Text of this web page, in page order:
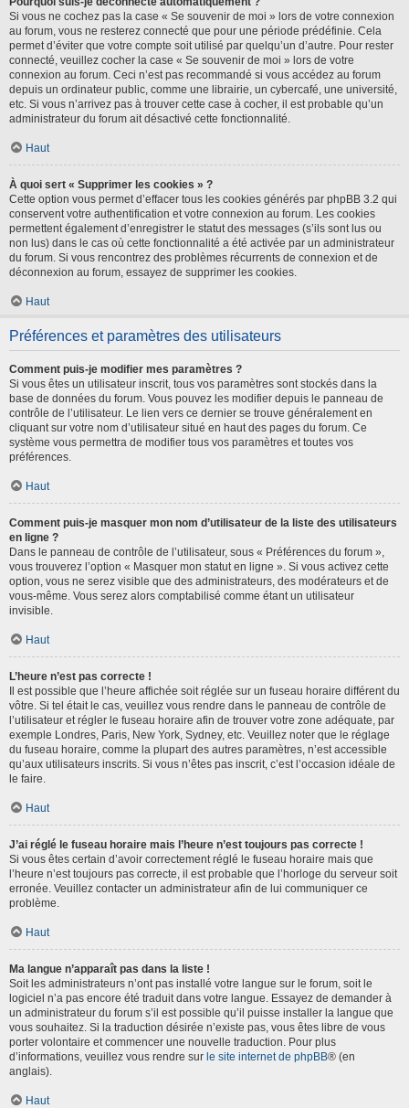
Si vous ne cochez pas la case « Se souvenir de moi » lors de votre connexion
au forum, vous ne resterez connecté que pour une période prédéfinie. Cela
permet d’éviter que votre compte soit utilisé par quelqu’un d’autre. Pour rester
connecté, veuillez cocher la case « Se souvenir de moi » lors de votre
connexion au forum. Ceci n’est pas recommandé si vous accédez au forum
depuis un ordinateur public, comme une librairie, un cybercafé, une université,
etc. Si vous n’arrivez pas à trouver cette case à cocher, il est probable qu’un
administrateur du forum ait désactivé cette fonctionnalité.
Haut
À quoi sert « Supprimer les cookies » ?
Cette option vous permet d’effacer tous les cookies générés par phpBB 3.2 qui
conservent votre authentification et votre connexion au forum. Les cookies
permettent également d’enregistrer le statut des messages (s’ils sont lus ou
non lus) dans le cas où cette fonctionnalité a été activée par un administrateur
du forum. Si vous rencontrez des problèmes récurrents de connexion et de
déconnexion au forum, essayez de supprimer les cookies.
Haut
Préférences et paramètres des utilisateurs
Comment puis-je modifier mes paramètres ?
Si vous êtes un utilisateur inscrit, tous vos paramètres sont stockés dans la
base de données du forum. Vous pouvez les modifier depuis le panneau de
contrôle de l’utilisateur. Le lien vers ce dernier se trouve généralement en
cliquant sur votre nom d’utilisateur situé en haut des pages du forum. Ce
système vous permettra de modifier tous vos paramètres et toutes vos
préférences.
Haut
Comment puis-je masquer mon nom d’utilisateur de la liste des utilisateurs
en ligne ?
Dans le panneau de contrôle de l’utilisateur, sous « Préférences du forum »,
vous trouverez l’option « Masquer mon statut en ligne ». Si vous activez cette
option, vous ne serez visible que des administrateurs, des modérateurs et de
vous-même. Vous serez alors comptabilisé comme étant un utilisateur
invisible.
Haut
L’heure n’est pas correcte !
Il est possible que l’heure affichée soit réglée sur un fuseau horaire différent du
vôtre. Si tel était le cas, veuillez vous rendre dans le panneau de contrôle de
l’utilisateur et régler le fuseau horaire afin de trouver votre zone adéquate, par
exemple Londres, Paris, New York, Sydney, etc. Veuillez noter que le réglage
du fuseau horaire, comme la plupart des autres paramètres, n’est accessible
qu’aux utilisateurs inscrits. Si vous n’êtes pas inscrit, c’est l’occasion idéale de
le faire.
Haut
J’ai réglé le fuseau horaire mais l’heure n’est toujours pas correcte !
Si vous êtes certain d’avoir correctement réglé le fuseau horaire mais que
l’heure n’est toujours pas correcte, il est probable que l’horloge du serveur soit
erronée. Veuillez contacter un administrateur afin de lui communiquer ce
problème.
Haut
Ma langue n’apparaît pas dans la liste !
Soit les administrateurs n’ont pas installé votre langue sur le forum, soit le
logiciel n’a pas encore été traduit dans votre langue. Essayez de demander à
un administrateur du forum s’il est possible qu’il puisse installer la langue que
vous souhaitez. Si la traduction désirée n’existe pas, vous êtes libre de vous
porter volontaire et commencer une nouvelle traduction. Pour plus
d’informations, veuillez vous rendre sur le site internet de phpBB® (en
anglais).
Haut